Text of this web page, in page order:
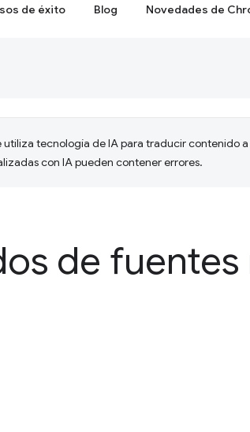
de éxito Blog Novedades de
utiliza tecnología de IA para traducir contenido
con IA pueden contener errores.
de